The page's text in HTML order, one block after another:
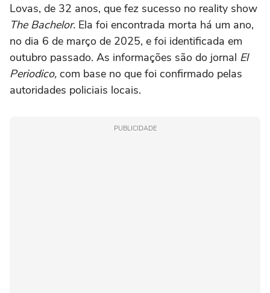
Lovas, de 32 anos, que fez sucesso no reality show
The Bachelor. Ela foi encontrada morta há um ano,
no dia 6 de março de 2025, e foi identificada em
outubro passado. As informações são do jornal El
Periodico, com base no que foi confirmado pelas
autoridades policiais locais.
PUBLICIDADE